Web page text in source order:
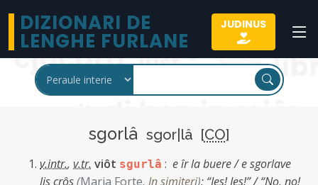
DIZIONARI DE
LENGHE FURLANE
JUDINUS
sgorlâ sgor|lâ [CO]
v.intr., v.tr. viôt sgurlâ : e îr la buere / e sgorlave
lis crôs(Maria Forte, In simiteri); “Jes! Jes!” / “No, no!